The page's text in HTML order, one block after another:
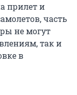
прилет и
часть
не могут
так и
в